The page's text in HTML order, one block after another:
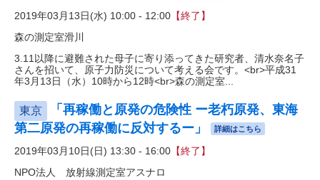
2019年03月13日(水) 10:00 - 12:00 【終了】
森の測定室滑川
3.11以降に避難された母子に寄り添ってきた研究者、清水奈名子
さんを招いて、原子力防災について考える会です。<br>平成31
年3月13日（水）10時から12時<br>森の測定室...
東京
「再稼働と原発の危険性 ー老朽原発、東海
第二原発の再稼働に反対するー」
詳細はこちら
2019年03月10日(日) 13:30 - 16:00 【終了】
NPO法人 放射線測定室アスナロ